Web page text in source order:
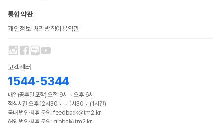
통합 약관
개인정보 처리방침이용약관
고객센터
1544-5344
매일(공휴일 포함) 오전 9시 ~ 오후 6시
점심시간 오후 12시30분 ~ 1시30분 (1시간)
국내 법인·제휴 문의: feedback@tm2.kr
해외 법인·제휴 문의: global@tm2.kr